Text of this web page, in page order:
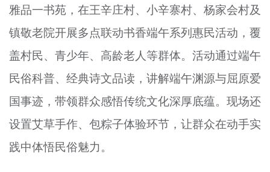
雅品一书苑，在王辛庄村、小辛寨村、杨家会村及
镇敬老院开展多点联动书香端午系列惠民活动，覆
盖村民、青少年、高龄老人等群体。活动通过端午
民俗科普、经典诗文品读，讲解端午渊源与屈原爱
国事迹，带领群众感悟传统文化深厚底蕴。现场还
设置艾草手作、包粽子体验环节，让群众在动手实
践中体悟民俗魅力。